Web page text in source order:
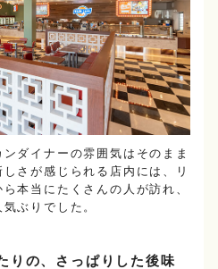
ダイナーの雰囲気はそのまま
さが感じられる店内には、リ
本当にたくさんの人が訪れ、
ぶりでした。
りの、さっぱりした後味